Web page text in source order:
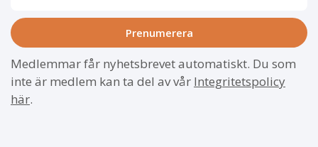
Medlemmar får nyhetsbrevet automatiskt. Du som
inte är medlem kan ta del av vår Integritetspolicy
här.